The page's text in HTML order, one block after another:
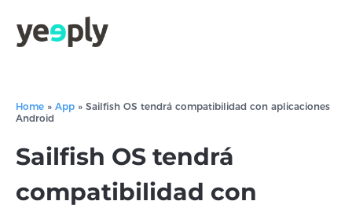
Home » App » Sailfish OS tendrá compatibilidad con aplicaciones
Android
Sailfish OS tendrá
compatibilidad con